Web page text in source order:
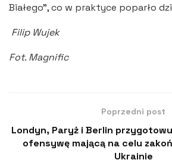
Białego”, co w praktyce poparło
Filip Wujek
Fot. Magnific
Poprzedni post
Londyn, Paryż i Berlin
ofensywę mającą na celu
Ukrainie